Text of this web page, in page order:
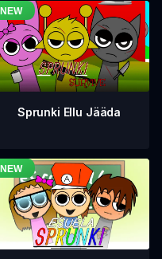
Sprunki Ellu Jääda